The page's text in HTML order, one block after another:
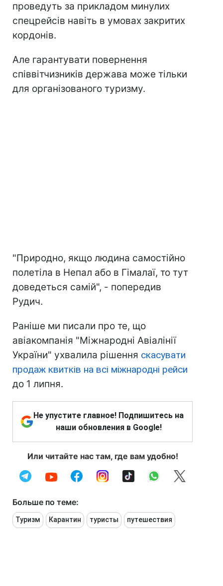
проведуть за прикладом минулих
спецрейсів навіть в умовах закритих
кордонів.
Але гарантувати повернення
співвітчизників держава може тільки
для організованого туризму.
"Природно, якщо людина самостійно
полетіла в Непал або в Гімалаї, то тут
доведеться самій", - попередив
Рудич.
Раніше ми писали про те, що
авіакомпанія "Міжнародні Авіалінії
України" ухвалила рішення скасувати
продаж квитків на всі міжнародні рейси
до 1 липня.
Не упустите главное! Подпишитесь на
наши обновления в Google!
Или читайте нас там, где вам удобно!
Больше по теме:
Туризм Карантин туристы путешествия